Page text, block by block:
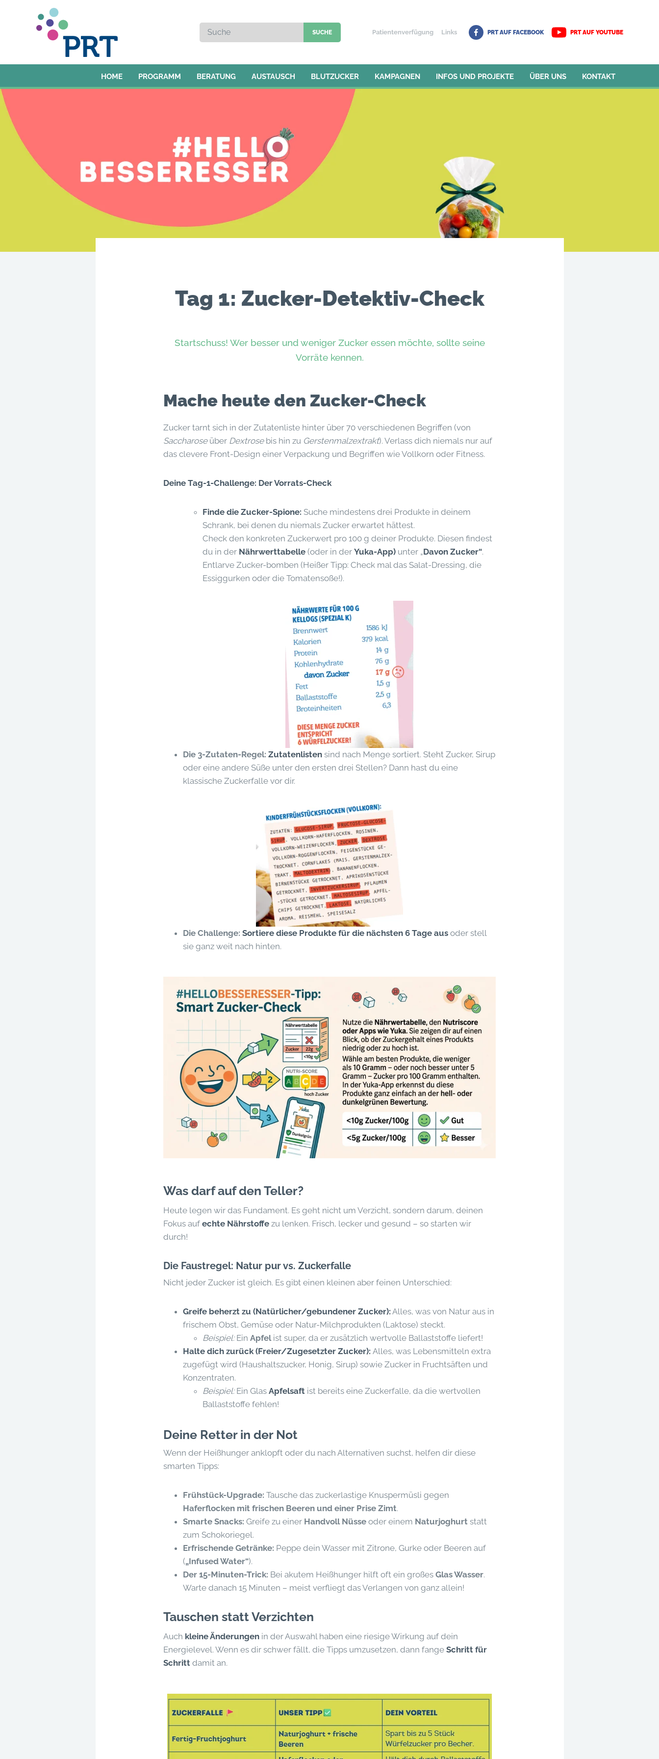
Patientenverfügung Links PRT AUF FACEBOOK PRT AUF YOUTUBE
HOME PROGRAMM BERATUNG AUSTAUSCH BLUTZUCKER KAMPAGNEN INFOS UND PROJEKTE ÜBER UNS KONTAKT
Tag 1: Zucker-Detektiv-Check
Startschuss! Wer besser und weniger Zucker essen möchte, sollte seine
Vorräte kennen.
Mache heute den Zucker-Check
Zucker tarnt sich in der Zutatenliste hinter über 70 verschiedenen Begriffen (von
Saccharoseüber Dextrosebis hin zu Gerstenmalzextrakt). Verlass dich niemals nur auf
das clevere Front-Design einer Verpackung und Begriffen wie Vollkorn oder Fitness.
Deine Tag-1-Challenge: Der Vorrats-Check
Finde die Zucker-Spione: Suche mindestens drei Produkte in deinem
Schrank, bei denen du niemals Zucker erwartet hättest.
Check den konkreten Zuckerwert pro 100 g deiner Produkte. Diesen findest
du in der Nährwerttabelle (oder in der Yuka-App) unter „Davon Zucker“.
Entlarve Zucker-bomben (Heißer Tipp: Check mal das Salat-Dressing, die
Essiggurken oder die Tomatensoße!).
Die 3-Zutaten-Regel: Zutatenlisten sind nach Menge sortiert. Steht Zucker, Sirup
oder eine andere Süße unter den ersten drei Stellen? Dann hast du eine
klassische Zuckerfalle vor dir.
Die Challenge: Sortiere diese Produkte für die nächsten 6 Tage aus oder stell
sie ganz weit nach hinten.
Was darf auf den Teller?
Heute legen wir das Fundament. Es geht nicht um Verzicht, sondern darum, deinen
Fokus auf echte Nährstoffe zu lenken. Frisch, lecker und gesund – so starten wir
durch!
Die Faustregel: Natur pur vs. Zuckerfalle
Nicht jeder Zucker ist gleich. Es gibt einen kleinen aber feinen Unterschied:
Greife beherzt zu (Natürlicher/gebundener Zucker): Alles, was von Natur aus in
frischem Obst, Gemüse oder Natur-Milchprodukten (Laktose) steckt.
Beispiel:Ein Apfelist super, da er zusätzlich wertvolle Ballaststoffe liefert!
Halte dich zurück (Freier/Zugesetzter Zucker): Alles, was Lebensmitteln extra
zugefügt wird (Haushaltszucker, Honig, Sirup) sowie Zucker in Fruchtsäften und
Konzentraten.
Beispiel:Ein Glas Apfelsaft ist bereits eine Zuckerfalle, da die wertvollen
Ballaststoffe fehlen!
Deine Retter in der Not
Wenn der Heißhunger anklopft oder du nach Alternativen suchst, helfen dir diese
smarten Tipps:
Frühstück-Upgrade: Tausche das zuckerlastige Knuspermüsli gegen
Haferflocken mit frischen Beeren und einer Prise Zimt.
Smarte Snacks: Greife zu einer Handvoll Nüsse oder einem Naturjoghurt statt
zum Schokoriegel.
Erfrischende Getränke: Peppe dein Wasser mit Zitrone, Gurke oder Beeren auf
(„Infused Water“).
Der 15-Minuten-Trick: Bei akutem Heißhunger hilft oft ein großes Glas Wasser.
Warte danach 15 Minuten – meist verfliegt das Verlangen von ganz allein!
Tauschen statt Verzichten
Auch kleine Änderungen in der Auswahl haben eine riesige Wirkung auf dein
Energielevel. Wenn es dir schwer fällt, die Tipps umzusetzen, dann fange Schritt für
Schritt damit an.